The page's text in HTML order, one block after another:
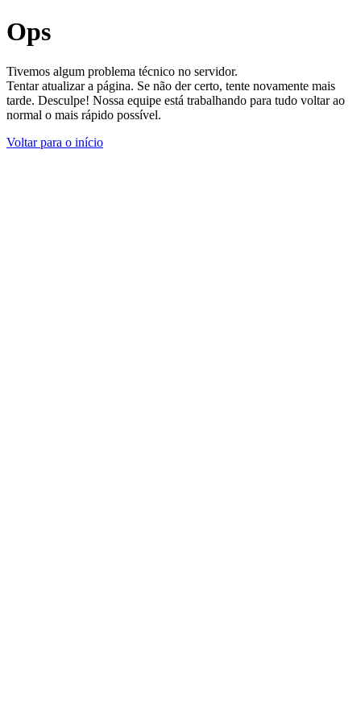
Ops
Tivemos algum problema técnico no servidor.
Tentar atualizar a página. Se não der certo, tente novamente mais
tarde. Desculpe! Nossa equipe está trabalhando para tudo voltar ao
normal o mais rápido possível.
Voltar para o início